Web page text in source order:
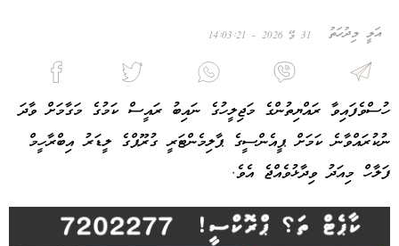
އަލީ މިދުހަތު 31 މޭ 2026 - 14:03:21
ހުސްވެފައިވާ ރައްޔިތުންގެ މަޖިލީހުގެ ނައިބު ރައީސް ކަމުގެ މަގާމަށް ވާދަ
ނުކުރައްވާނެ ކަމަށް ޕީއެންސީގެ ޕާލިމެންޓަރީ ގުރޫޕްގެ ލީޑަރު އިބްރާހީމް
ފަލާހް މިއަދު ވިދާޅުވެއްޖެ އެވެ.